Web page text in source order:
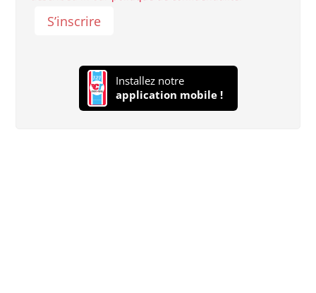
S’inscrire
Installez notre
application mobile !